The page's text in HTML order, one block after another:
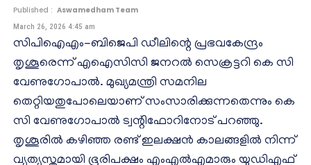
Published : Aswamedham Team
March 26, 2026 4:45 am
സിപിഐഎം-ബിജെപി ഡീലിന്റെ പ്രഭവകേന്ദ്രം
തൃശൂരെന്ന് എഐസിസി ജനറല്‍ സെക്രട്ടറി കെ സി
വേണുഗോപാല്‍. മുഖ്യമന്ത്രി സമനില
തെറ്റിയതുപോലെയാണ് സംസാരിക്കുന്നതെന്നും കെ
സി വേണുഗോപാല്‍ ട്വന്റിഫോറിനോട് പറഞ്ഞു.
തൃശൂരില്‍ കഴിഞ്ഞ രണ്ട് ഇലക്ഷന്‍ കാലങ്ങളില്‍ നിന്ന്
വ്യത്യസ്തമായി ഭൂരിപക്ഷം എംഎല്‍എമാരും യുഡിഎഫ്